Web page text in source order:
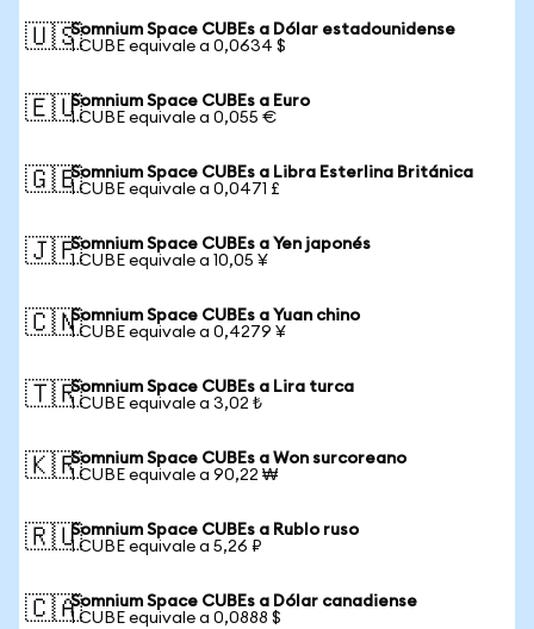
🇺🇸Somnium Space CUBEs a Dólar estadounidense
1 CUBE equivale a 0,0634 $
🇪🇺Somnium Space CUBEs a Euro
1 CUBE equivale a 0,055 €
🇬🇧Somnium Space CUBEs a Libra Esterlina Británica
1 CUBE equivale a 0,0471 £
🇯🇵Somnium Space CUBEs a Yen japonés
1 CUBE equivale a 10,05 ¥
🇨🇳Somnium Space CUBEs a Yuan chino
1 CUBE equivale a 0,4279 ¥
🇹🇷Somnium Space CUBEs a Lira turca
1 CUBE equivale a 3,02 ₺
🇰🇷Somnium Space CUBEs a Won surcoreano
1 CUBE equivale a 90,22 ₩
🇷🇺Somnium Space CUBEs a Rublo ruso
1 CUBE equivale a 5,26 ₽
🇨🇦Somnium Space CUBEs a Dólar canadiense
1 CUBE equivale a 0,0888 $